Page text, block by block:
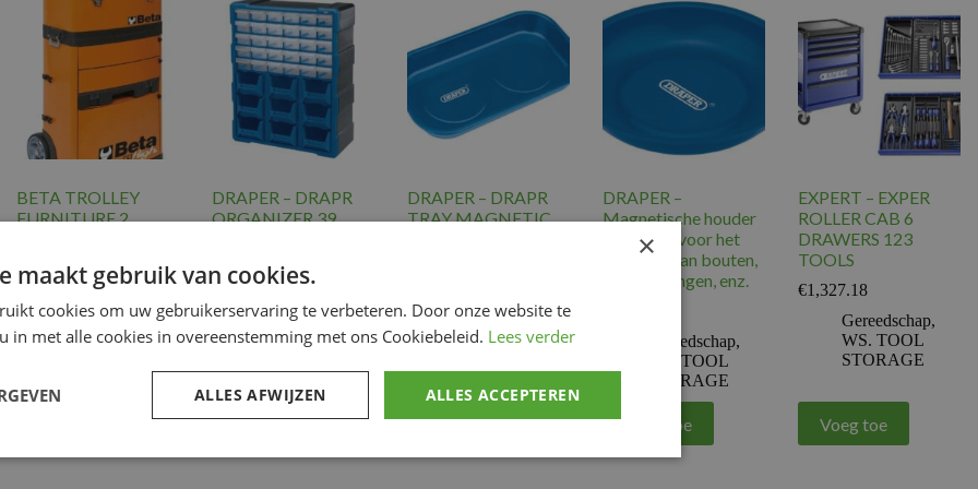
BETA TROLLEY
FURNITURE 2
€739.31
Gereedschap
WS. TOOL
STORAGE
DRAPER – DRAPR
ORGANIZER 39
€84.70
,
WS. TOOL
STORAGE
Voeg toe
DRAPER – DRAPR
TRAY MAGNETIC
Gereedschap
WS. TOOL
STORAGE
Voeg toe
DRAPER –
Magnetische houder
Ø145mm voor het
bewaren van bouten,
moeren, ringen, enz.
Gereedschap,
WS. TOOL
STORAGE
Voeg toe
EXPERT – EXPER
ROLLER CAB 6
DRAWERS 123
TOOLS
€1,327.18
Gereedschap,
WS. TOOL
STORAGE
Voeg toe
×
maakt gebruik van cookies.
cookies om uw gebruikerservaring te verbeteren. Door onze website te
in met alle cookies in overeenstemming met ons Cookiebeleid. Lees verder
ALLES ACCEPTEREN
ALLES AFWIJZEN